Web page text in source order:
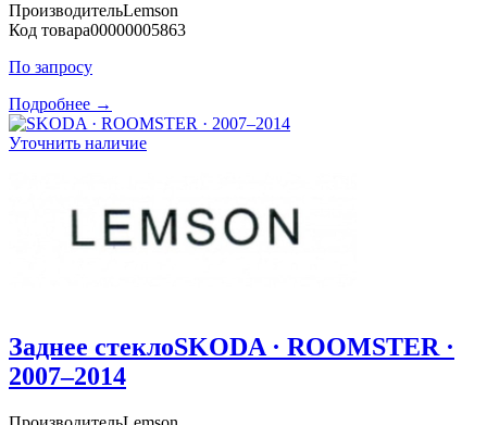
ПроизводительLemson
Код товара00000005863
По запросу
Подробнее →
Уточнить наличие
Заднее стеклоSKODA · ROOMSTER ·
2007–2014